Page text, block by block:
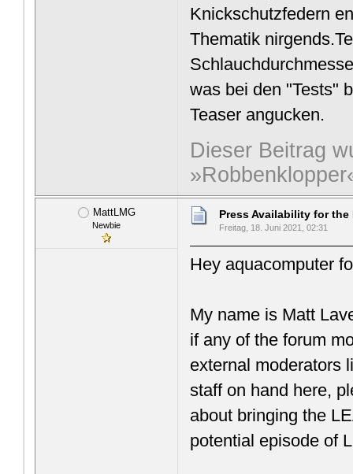
Knickschutzfedern
Thematik
was bei den "Tests"
Teaser angucken.
Dieser Beitrag
MattLMG
Newbie
Press Availability for the
Freitag, 18. Juni 2021, 02:31
Hey aquacomputer
My name is Matt
if any of the forum
external moderators
staff on hand here,
about bringing the
potential episode of